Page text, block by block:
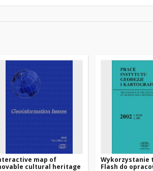
map of
cultural heritage
Wykorzystanie
Flash do